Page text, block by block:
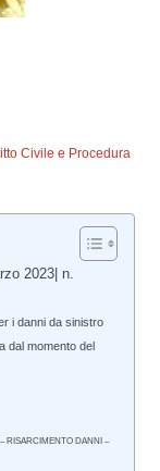
Civile e Procedura
2023| n.
i danni da sinistro
dal momento del
RISARCIMENTO DANNI –